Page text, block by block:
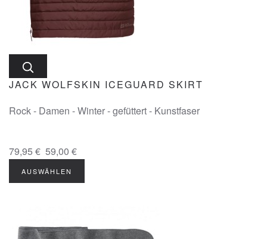
JACK WOLFSKIN ICEGUARD SKIRT
Rock - Damen - Winter - gefüttert - Kunstfaser
79,95 € 59,00 €
AUSWÄHLEN